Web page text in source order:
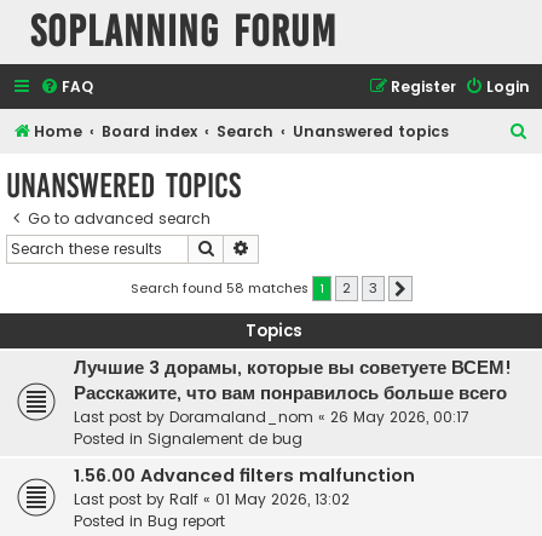
SOPlanning Forum
FAQ Login
Register
Home Board index Search Unanswered topics
Unanswered topics
Go to advanced search
Search
Search found 58 matches 1 2 3
Topics
Лучшие 3 дорамы, которые вы советуете ВСЕМ!
Расскажите, что вам понравилось больше всего
Last post by Doramaland_nom « 26 May 2026, 00:17
Posted in Signalement de bug
1.56.00 Advanced filters malfunction
Last post by Ralf « 01 May 2026, 13:02
Posted in Bug report